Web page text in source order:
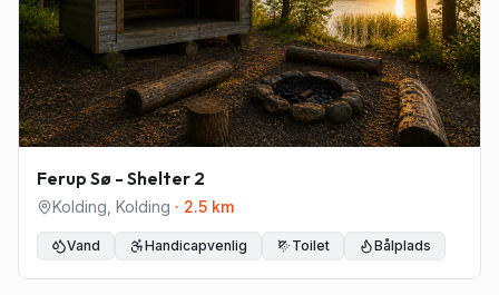
Ferup Sø - Shelter 2
Kolding Kolding · 2.5 km
Vand Handicapvenlig Toilet Bålplads